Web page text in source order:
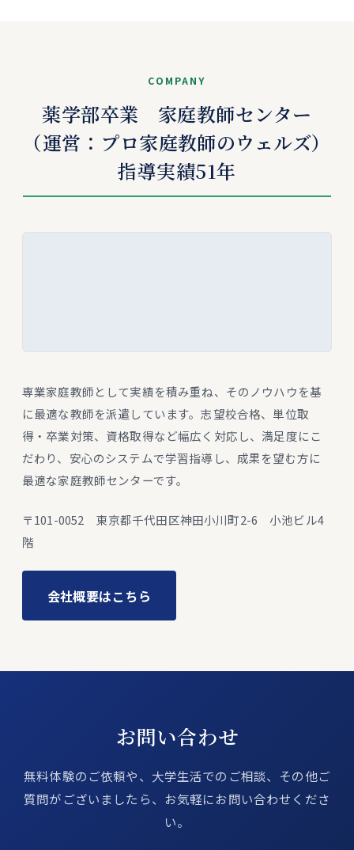
COMPANY
薬学部卒業 家庭教師センター
（運営： プロ家庭教師のウェルズ）
指導実績51年
専業家庭教師として実績を積み重ね、そのノウハウを基
に最適な教師を派遣しています。志望校合格、単位取
得・卒業対策、資格取得など幅広く対応し、満足度にこ
だわり、安心のシステムで学習指導し、成果を望む方に
最適な家庭教師センターです。
〒101-0052 東京都千代田区神田小川町2-6 小池ビル4
階
会社概要はこちら
お問い合わせ
無料体験のご依頼や、大学生活でのご相談、その他ご
質問がございましたら、お気軽にお問い合わせくださ
い。